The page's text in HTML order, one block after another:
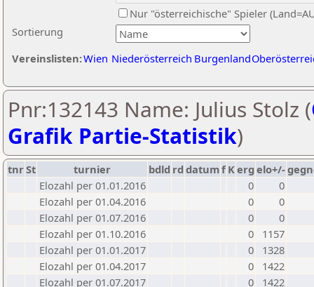
Sortierung
Nur "österreichische" Spieler
Vereinslisten:Wien Niederösterreich Burgenland
Pnr:132143 Name: Julius Stolz (
Grafik Partie-Statistik)
tnrSt turnier bdld rd datumf Kerg elo+/-
Elozahl per 01.01.2016
0
0
Elozahl per 01.04.2016
0
0
Elozahl per 01.07.2016
0
0
Elozahl per 01.10.2016
0
1157
Elozahl per 01.01.2017
0
1328
Elozahl per 01.04.2017
0
1422
Elozahl per 01.07.2017
0
1422